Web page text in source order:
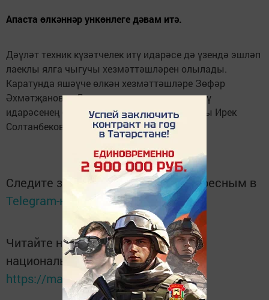
Апаста өлкәннәр ункөнлеге дәвам итә.
Дәүләт техник күзәтчелек итү идарәсе дә үзендә эшләп
лаеклы ялга чыгучы хезмәттәшләрен олылады.
Каратунда яшәүче өлкән хезмәттәшләре Зөфәр
Әхмәтҗановка Дәүләт техник күзәтчелек итү
идарәсенең баш дәүләт инженер-инспекторы Ирек
Солтанбеков бүләк тапшырды.
Следите за самым важным и интересным в
Telegram-канале
Татмедиа
Читайте новости Татарстана в
национальном мессенджере MАХ:
https://max.ru/tatmedia